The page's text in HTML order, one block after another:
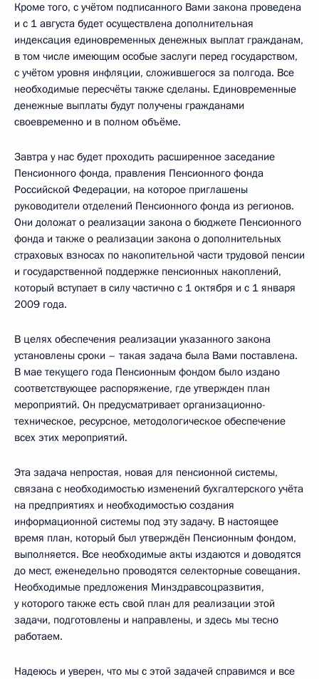
Кроме того, с учётом подписанного Вами закона проведена
и с 1 августа будет осуществлена дополнительная
индексация единовременных денежных выплат гражданам,
в том числе имеющим особые заслуги перед государством,
с учётом уровня инфляции, сложившегося за полгода. Все
необходимые пересчёты также сделаны. Единовременные
денежные выплаты будут получены гражданами
своевременно и в полном объёме.
Завтра у нас будет проходить расширенное заседание
Пенсионного фонда, правления Пенсионного фонда
Российской Федерации, на которое приглашены
руководители отделений Пенсионного фонда из регионов.
Они доложат о реализации закона о бюджете Пенсионного
фонда и также о реализации закона о дополнительных
страховых взносах по накопительной части трудовой пенсии
и государственной поддержке пенсионных накоплений,
который вступает в силу частично с 1 октября и с 1 января
2009 года.
В целях обеспечения реализации указанного закона
установлены сроки – такая задача была Вами поставлена.
В мае текущего года Пенсионным фондом было издано
соответствующее распоряжение, где утвержден план
мероприятий. Он предусматривает организационно-
техническое, ресурсное, методологическое обеспечение
всех этих мероприятий.
Эта задача непростая, новая для пенсионной системы,
связана с необходимостью изменений бухгалтерского учёта
на предприятиях и необходимостью создания
информационной системы под эту задачу. В настоящее
время план, который был утверждён Пенсионным фондом,
выполняется. Все необходимые акты издаются и доводятся
до мест, еженедельно проводятся селекторные совещания.
Необходимые предложения Минздравсоцразвития,
у которого также есть свой план для реализации этой
задачи, подготовлены и направлены, и здесь мы тесно
работаем.
Надеюсь и уверен, что мы с этой задачей справимся и все